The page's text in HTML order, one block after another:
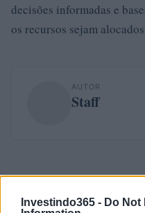
Investindo365 - Do Not
decisões informadas e
os recursos sejam
AUTOR
Staff